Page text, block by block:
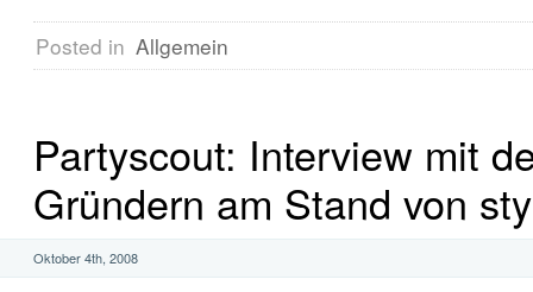
Posted in Allgemein
Partyscout: Interview mit
Gründern am Stand von
Oktober 4th, 2008